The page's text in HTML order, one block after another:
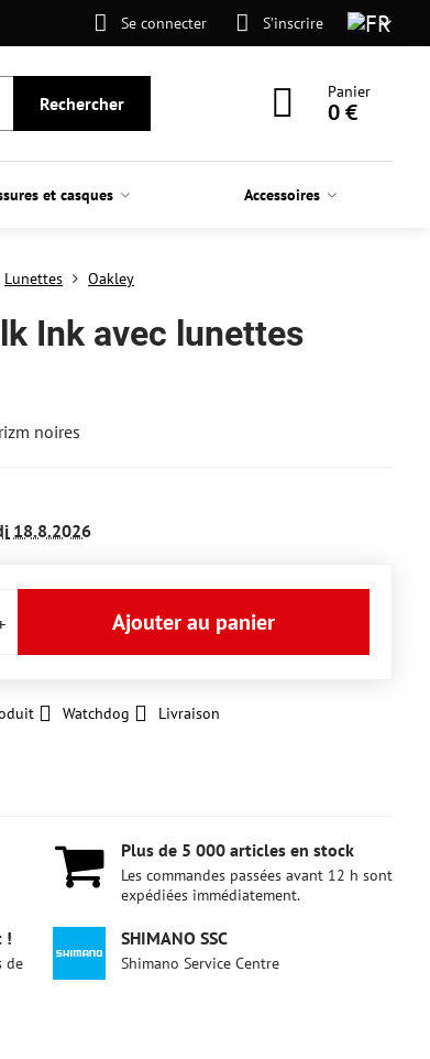
Se connecter S’inscrire
Rechercher
Panier
0 €
et casques Accessoires
Lunettes Oakley
Ink avec lunettes
noires
18.8.2026
Ajouter au panier
Watchdog Livraison
Plus de 5 000 articles en stock
Les commandes passées avant 12 h sont
expédiées immédiatement.
!
de
SHIMANO SSC
Shimano Service Centre